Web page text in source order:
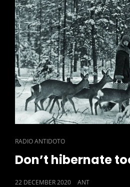
CAT
LINKS
RADIO ANTIDOTO
Don’t hibernate
POSTED
22 DECEMBER 2020 ANT